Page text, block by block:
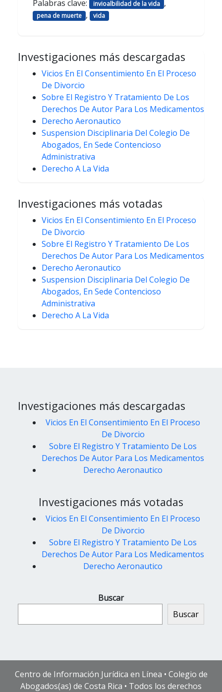
Palabras clave: invioalbilidad de la vida ,
pena de muerte , vida
Investigaciones más descargadas
Vicios En El Consentimiento En El Proceso
De Divorcio
Sobre El Registro Y Tratamiento De Los
Derechos De Autor Para Los Medicamentos
Derecho Aeronautico
Suspension Disciplinaria Del Colegio De
Abogados, En Sede Contencioso
Administrativa
Derecho A La Vida
Investigaciones más votadas
Vicios En El Consentimiento En El Proceso
De Divorcio
Sobre El Registro Y Tratamiento De Los
Derechos De Autor Para Los Medicamentos
Derecho Aeronautico
Suspension Disciplinaria Del Colegio De
Abogados, En Sede Contencioso
Administrativa
Derecho A La Vida
Investigaciones más descargadas
Vicios En El Consentimiento En El Proceso
De Divorcio
Sobre El Registro Y Tratamiento De Los
Derechos De Autor Para Los Medicamentos
Derecho Aeronautico
Investigaciones más votadas
Vicios En El Consentimiento En El Proceso
De Divorcio
Sobre El Registro Y Tratamiento De Los
Derechos De Autor Para Los Medicamentos
Derecho Aeronautico
Buscar
Buscar
Centro de Información Jurídica en Línea • Colegio de
Abogados(as) de Costa Rica • Todos los derechos